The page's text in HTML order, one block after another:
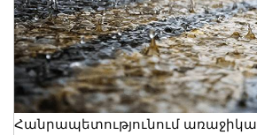
Հանրապետությունում առաջիկա